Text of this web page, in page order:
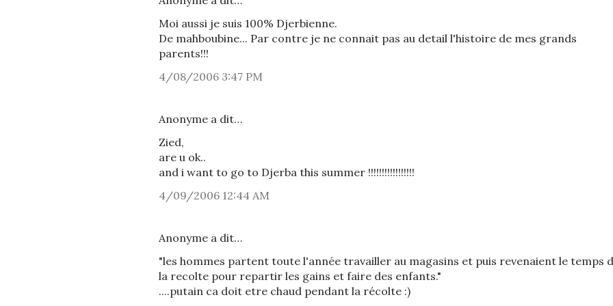
Moi aussi je suis 100% Djerbienne.
De mahboubine... Par contre je ne connait pas au detail l'histoire de mes grands
parents!!!
4/08/2006 3:47 PM
Anonyme a dit…
Zied,
are u ok..
and i want to go to Djerba this summer !!!!!!!!!!!!!!!!!
4/09/2006 12:44 AM
Anonyme a dit…
"les hommes partent toute l'année travailler au magasins et puis revenaient le temps
la recolte pour repartir les gains et faire des enfants."
....putain ca doit etre chaud pendant la récolte :)